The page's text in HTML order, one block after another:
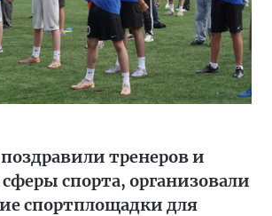
тренеров и
спорта, организовали
спортплощадки для